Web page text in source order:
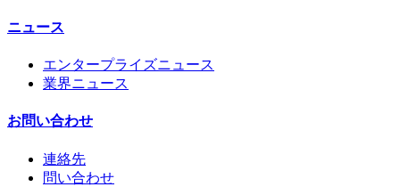
ニュース
エンタープライズニュース
業界ニュース
お問い合わせ
連絡先
問い合わせ